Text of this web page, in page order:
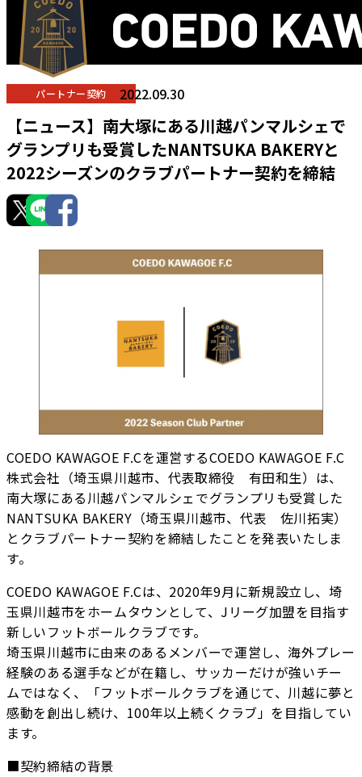
パートナー契約 2022.09.30
【ニュース】南大塚にある川越パンマルシェで
グランプリも受賞したNANTSUKA BAKERYと
2022シーズンのクラブパートナー契約を締結
COEDO KAWAGOE F.Cを運営するCOEDO KAWAGOE F.C
株式会社（埼玉県川越市、代表取締役 有田和生）は、
南大塚にある川越パンマルシェでグランプリも受賞した
NANTSUKA BAKERY（埼玉県川越市、代表 佐川拓実）
とクラブパートナー契約を締結したことを発表いたしま
す。
COEDO KAWAGOE F.Cは、2020年9月に新規設立し、埼
玉県川越市をホームタウンとして、Jリーグ加盟を目指す
新しいフットボールクラブです。
埼玉県川越市に由来のあるメンバーで運営し、海外プレー
経験のある選手などが在籍し、サッカーだけが強いチー
ムではなく、「フットボールクラブを通じて、川越に夢と
感動を創出し続け、100年以上続くクラブ」を目指してい
ます。
■契約締結の背景